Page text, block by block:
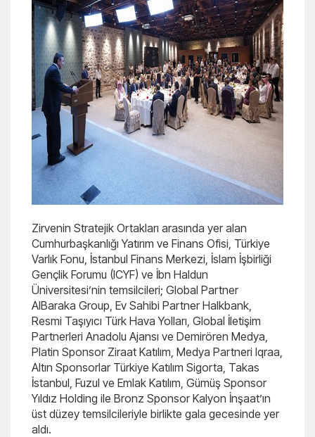
Zirvenin Stratejik Ortakları arasında yer alan
Cumhurbaşkanlığı Yatırım ve Finans Ofisi, Türkiye
Varlık Fonu, İstanbul Finans Merkezi, İslam İşbirliği
Gençlik Forumu (ICYF) ve İbn Haldun
Üniversitesi’nin temsilcileri; Global Partner
AlBaraka Group, Ev Sahibi Partner Halkbank,
Resmi Taşıyıcı Türk Hava Yolları, Global İletişim
Partnerleri Anadolu Ajansı ve Demirören Medya,
Platin Sponsor Ziraat Katılım, Medya Partneri Iqraa,
Altın Sponsorlar Türkiye Katılım Sigorta, Takas
İstanbul, Fuzul ve Emlak Katılım, Gümüş Sponsor
Yıldız Holding ile Bronz Sponsor Kalyon İnşaat’ın
üst düzey temsilcileriyle birlikte gala gecesinde yer
aldı.